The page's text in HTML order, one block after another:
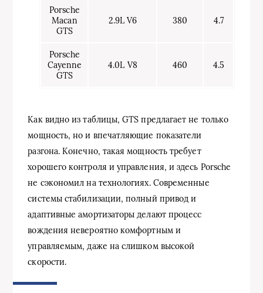
Porsche
Macan
GTS
2.9L V6 380 4.7
Porsche
Cayenne
GTS
4.0L V8 460 4.5
Как видно из таблицы, GTS предлагает не только
мощность, но и впечатляющие показатели
разгона. Конечно, такая мощность требует
хорошего контроля и управления, и здесь Porsche
не сэкономил на технологиях. Современные
системы стабилизации, полный привод и
адаптивные амортизаторы делают процесс
вождения невероятно комфортным и
управляемым, даже на слишком высокой
скорости.